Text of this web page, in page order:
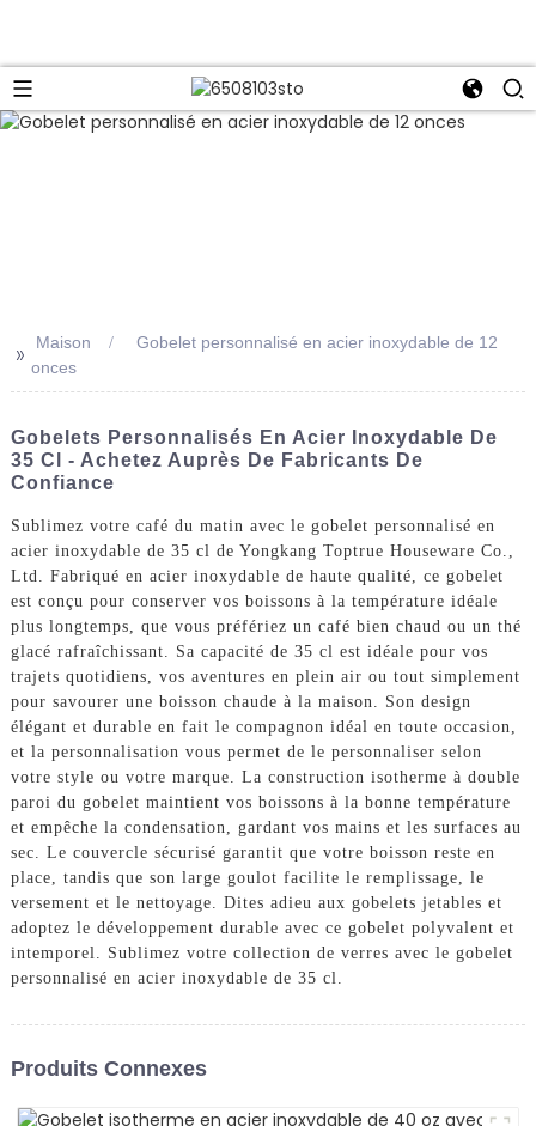
>> Maison
Gobelet personnalisé en acier inoxydable de 12
onces
Gobelets Personnalisés En Acier Inoxydable De
35 Cl - Achetez Auprès De Fabricants De
Confiance
Sublimez votre café du matin avec le gobelet personnalisé en
acier inoxydable de 35 cl de Yongkang Toptrue Houseware Co.,
Ltd. Fabriqué en acier inoxydable de haute qualité, ce gobelet
est conçu pour conserver vos boissons à la température idéale
plus longtemps, que vous préfériez un café bien chaud ou un thé
glacé rafraîchissant. Sa capacité de 35 cl est idéale pour vos
trajets quotidiens, vos aventures en plein air ou tout simplement
pour savourer une boisson chaude à la maison. Son design
élégant et durable en fait le compagnon idéal en toute occasion,
et la personnalisation vous permet de le personnaliser selon
votre style ou votre marque. La construction isotherme à double
paroi du gobelet maintient vos boissons à la bonne température
et empêche la condensation, gardant vos mains et les surfaces au
sec. Le couvercle sécurisé garantit que votre boisson reste en
place, tandis que son large goulot facilite le remplissage, le
versement et le nettoyage. Dites adieu aux gobelets jetables et
adoptez le développement durable avec ce gobelet polyvalent et
intemporel. Sublimez votre collection de verres avec le gobelet
personnalisé en acier inoxydable de 35 cl.
Produits Connexes